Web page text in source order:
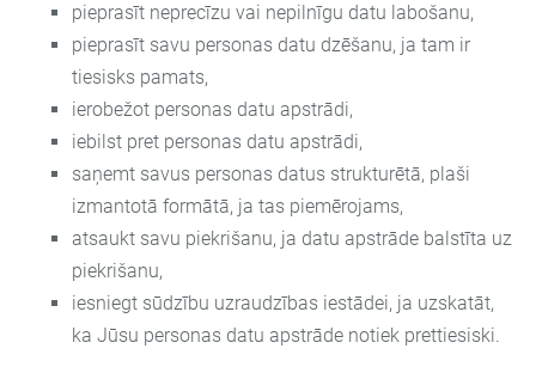
pieprasīt neprecīzu vai nepilnīgu datu labošanu,
pieprasīt savu personas datu dzēšanu, ja tam ir
tiesisks pamats,
ierobežot personas datu apstrādi,
iebilst pret personas datu apstrādi,
saņemt savus personas datus strukturētā, plaši
izmantotā formātā, ja tas piemērojams,
atsaukt savu piekrišanu, ja datu apstrāde balstīta uz
piekrišanu,
iesniegt sūdzību uzraudzības iestādei, ja uzskatāt,
ka Jūsu personas datu apstrāde notiek prettiesiski.